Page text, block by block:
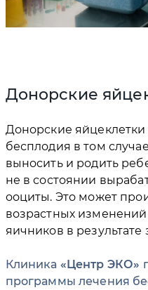
Донорские
Донорские
бесплодия в том
выносить и родить
не в состоянии
ооциты. Это может
возрастных
яичников в результате
Клиника Центр ЭКО
программы лечения